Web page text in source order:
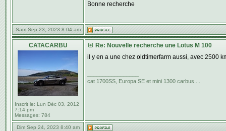
Bonne recherche
Sam Sep 23, 2023 8:04 am
CATACARBU
Inscrit le: Lun Déc 03, 2012
7:14 pm
Messages: 784
Re: Nouvelle recherche une Lotus M 100
il y en a une chez oldtimerfarm aussi, avec 2500
cat 1700SS, Europa SE et mini 1300 carbus....
Dim Sep 24, 2023 8:40 am